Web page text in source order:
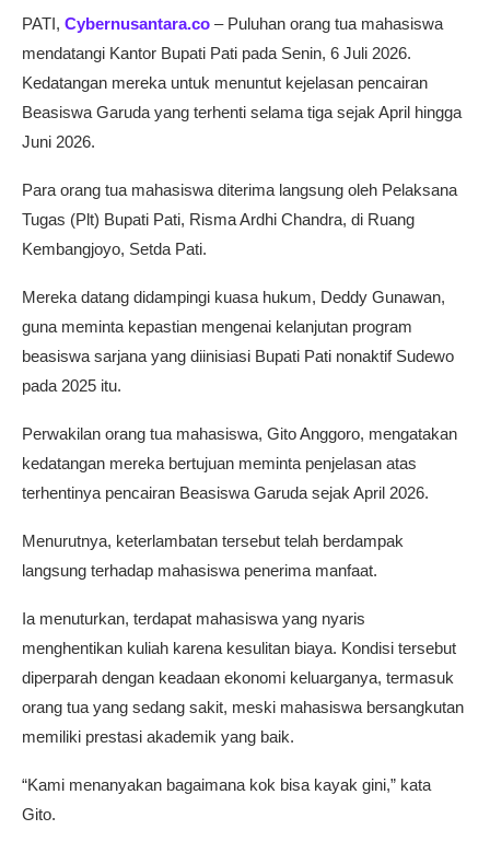
PATI, Cybernusantara.co – Puluhan orang tua mahasiswa
mendatangi Kantor Bupati Pati pada Senin, 6 Juli 2026.
Kedatangan mereka untuk menuntut kejelasan pencairan
Beasiswa Garuda yang terhenti selama tiga sejak April hingga
Juni 2026.
Para orang tua mahasiswa diterima langsung oleh Pelaksana
Tugas (Plt) Bupati Pati, Risma Ardhi Chandra, di Ruang
Kembangjoyo, Setda Pati.
Mereka datang didampingi kuasa hukum, Deddy Gunawan,
guna meminta kepastian mengenai kelanjutan program
beasiswa sarjana yang diinisiasi Bupati Pati nonaktif Sudewo
pada 2025 itu.
Perwakilan orang tua mahasiswa, Gito Anggoro, mengatakan
kedatangan mereka bertujuan meminta penjelasan atas
terhentinya pencairan Beasiswa Garuda sejak April 2026.
Menurutnya, keterlambatan tersebut telah berdampak
langsung terhadap mahasiswa penerima manfaat.
Ia menuturkan, terdapat mahasiswa yang nyaris
menghentikan kuliah karena kesulitan biaya. Kondisi tersebut
diperparah dengan keadaan ekonomi keluarganya, termasuk
orang tua yang sedang sakit, meski mahasiswa bersangkutan
memiliki prestasi akademik yang baik.
“Kami menanyakan bagaimana kok bisa kayak gini,” kata
Gito.